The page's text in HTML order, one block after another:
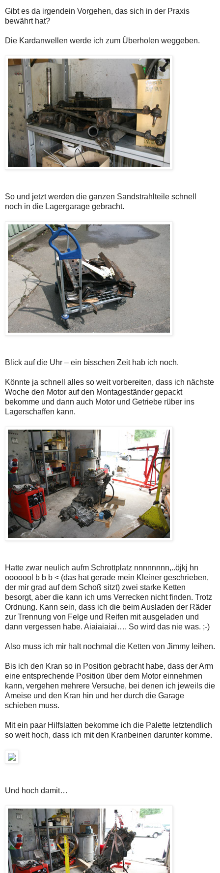
Gibt es da irgendein Vorgehen, das sich in der Praxis
bewährt hat?
Die Kardanwellen werde ich zum Überholen weggeben.
So und jetzt werden die ganzen Sandstrahlteile schnell
noch in die Lagergarage gebracht.
Blick auf die Uhr – ein bisschen Zeit hab ich noch.
Könnte ja schnell alles so weit vorbereiten, dass ich nächste
Woche den Motor auf den Montageständer gepackt
bekomme und dann auch Motor und Getriebe rüber ins
Lagerschaffen kann.
Hatte zwar neulich aufm Schrottplatz nnnnnnnn,..öjkj hn
ooooool b b b < (das hat gerade mein Kleiner geschrieben,
der mir grad auf dem Schoß sitzt) zwei starke Ketten
besorgt, aber die kann ich ums Verrecken nicht finden. Trotz
Ordnung. Kann sein, dass ich die beim Ausladen der Räder
zur Trennung von Felge und Reifen mit ausgeladen und
dann vergessen habe. Aiaiaiaiai…. So wird das nie was. ;-)
Also muss ich mir halt nochmal die Ketten von Jimmy leihen.
Bis ich den Kran so in Position gebracht habe, dass der Arm
eine entsprechende Position über dem Motor einnehmen
kann, vergehen mehrere Versuche, bei denen ich jeweils die
Ameise und den Kran hin und her durch die Garage
schieben muss.
Mit ein paar Hilfslatten bekomme ich die Palette letztendlich
so weit hoch, dass ich mit den Kranbeinen darunter komme.
Und hoch damit…